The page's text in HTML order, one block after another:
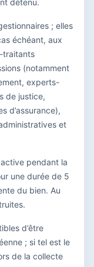
détenu.
; elles
échéant, aux
traitants
(notamment
experts-
de justice,
d’assurance),
et
pendant la
une durée de 5
du bien. Au
d’être
; si tel est le
de la collecte